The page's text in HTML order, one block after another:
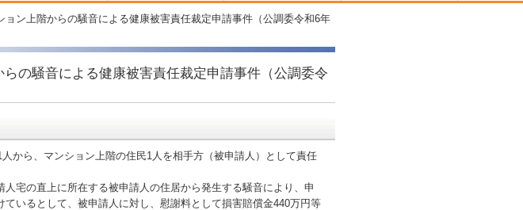
ョン上階からの騒音による健康被害責任裁定申請事件（公調委令和6年
の騒音による健康被害責任裁定申請事件（公調委令
から、マンション上階の住民1人を相手方（被申請人）として責任
宅の直上に所在する被申請人の住居から発生する騒音により、申
いるとして、被申請人に対し、慰謝料として損害賠償金440万円等